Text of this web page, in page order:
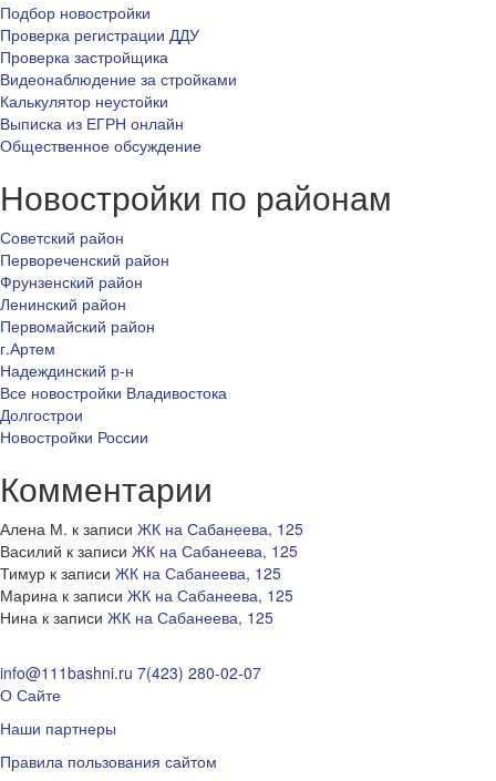
Подбор новостройки
Проверка регистрации ДДУ
Проверка застройщика
Видеонаблюдение за стройками
Калькулятор неустойки
Выписка из ЕГРН онлайн
Общественное обсуждение
Новостройки по районам
Советский район
Первореченский район
Фрунзенский район
Ленинский район
Первомайский район
г.Артем
Надеждинский р-н
Все новостройки Владивостока
Долгострои
Новостройки России
Комментарии
Алена М. к записи ЖК на Сабанеева, 125
Василий к записи ЖК на Сабанеева, 125
Тимур к записи ЖК на Сабанеева, 125
Марина к записи ЖК на Сабанеева, 125
Нина к записи ЖК на Сабанеева, 125
info@111bashni.ru 7(423) 280-02-07
О Сайте
Наши партнеры
Правила пользования сайтом